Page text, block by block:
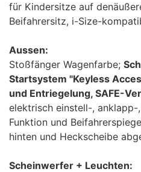
für Kindersitze auf
Beifahrersitz, i-Size-
Aussen:
Stoßfänger Wagenfarbe;
Startsystem "Keyless
und Entriegelung, SAFE-
elektrisch einstell-,
Funktion und
hinten und Heckscheibe
Scheinwerfer + Leuchten: